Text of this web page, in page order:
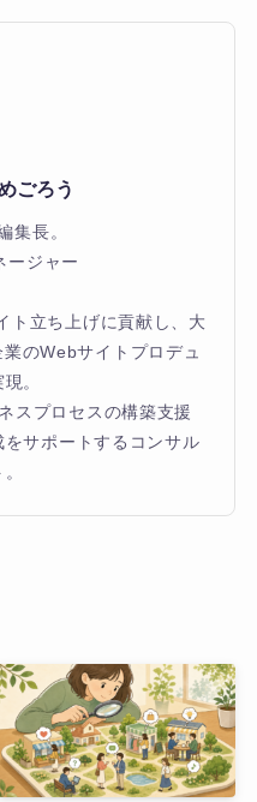
ごろう
集長。
ージャー
ト立ち上げに貢献し、大
のWebサイトプロデュ
。
スプロセスの構築支援
サポートするコンサル